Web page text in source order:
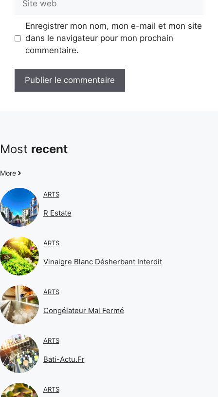
web
Enregistrer mon nom, mon e-mail et mon site
dans le navigateur pour mon prochain
commentaire.
Most recent
More
ARTS
R Estate
ARTS
Vinaigre Blanc Désherbant Interdit
ARTS
Congélateur Mal Fermé
ARTS
Bati-Actu.fr
ARTS